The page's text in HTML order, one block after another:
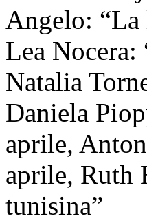
Angelo: “La
Lea Nocera:
Natalia
Daniela
aprile,
aprile, Ruth
tunisina”